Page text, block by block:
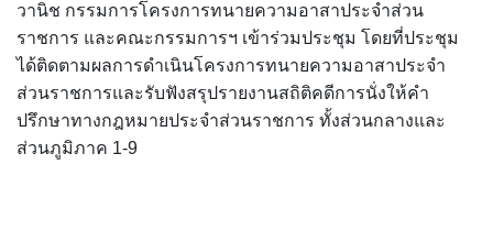
วานิช กรรมการโครงการทนายความอาสาประจำส่วน
ราชการ และคณะกรรมการฯ เข้าร่วมประชุม โดยที่ประชุม
ได้ติดตามผลการดำเนินโครงการทนายความอาสาประจำ
ส่วนราชการและรับฟังสรุปรายงานสถิติคดีการนั่งให้คำ
ปรึกษาทางกฎหมายประจำส่วนราชการ ทั้งส่วนกลางและ
ส่วนภูมิภาค 1-9